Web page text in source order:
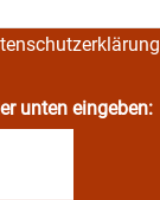
unten eingeben: